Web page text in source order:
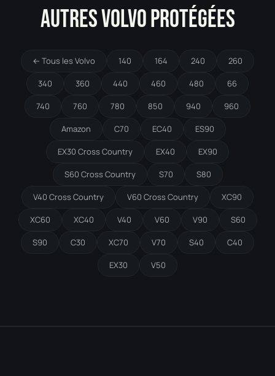
AUTRES VOLVO PROTÉGÉES
← Tous les Volvo 140 164 240 260
340 360 440 460 480 66
740 760 780 850 940 960
Amazon C70 EC40 ES90
EX30 Cross Country EX40 EX90
S60 Cross Country S70 S80
V40 Cross Country V60 Cross Country XC90
XC60 XC40 V40 V60 V90 S60
S90 C30 XC70 V70 S40 C40
EX30 V50